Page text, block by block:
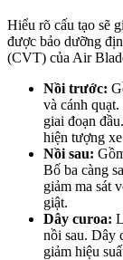
Hiểu rõ cấu tạo sẽ
được bảo dưỡng
(CVT) của Air
Nồi trước:
và cánh
giai đoạn
hiện tượng
Nồi sau:
Bố ba càng
giảm ma sát
giật.
Dây curoa:
nồi sau. Dây
giảm hiệu